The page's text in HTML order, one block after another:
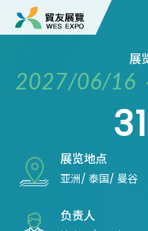
展
2027/06/16
展览地点
亚洲/ 泰国/ 曼谷
负责人